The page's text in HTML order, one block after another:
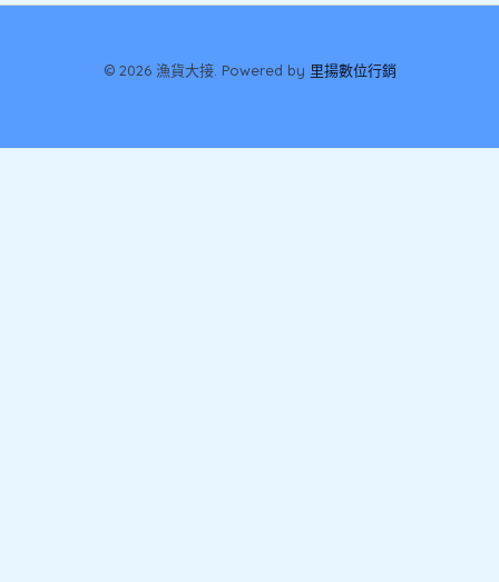
© 2026 漁貨大接. Powered by 里揚數位行銷